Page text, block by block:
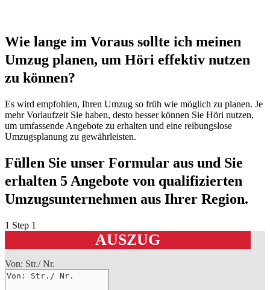
Wie lange im Voraus sollte ich meinen
Umzug planen, um Höri effektiv nutzen
zu können?
Es wird empfohlen, Ihren Umzug so früh wie möglich zu planen. Je
mehr Vorlaufzeit Sie haben, desto besser können Sie Höri nutzen,
um umfassende Angebote zu erhalten und eine reibungslose
Umzugsplanung zu gewährleisten.
Füllen Sie unser Formular aus und Sie
erhalten 5 Angebote von qualifizierten
Umzugsunternehmen aus Ihrer Region.
1 Step 1
AUSZUG
Von: Str./ Nr.